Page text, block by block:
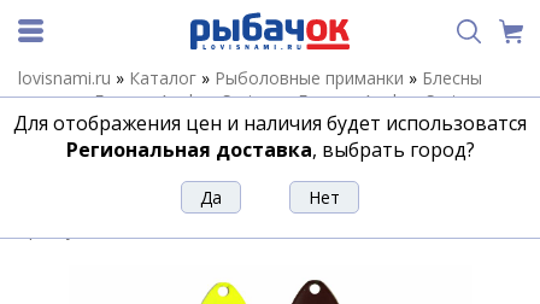
lovisnami.ru » Каталог » Рыболовные приманки » Блесны
летние»Блесны Anglers System»Блесны Anglers System
Dohna»Блесна Anglers System Dohna 2.5g #MSC-1
Блесна Anglers System Dohna 2.5g
Для отображения цен и наличия будет использоватся
Региональная доставка, выбрать город?